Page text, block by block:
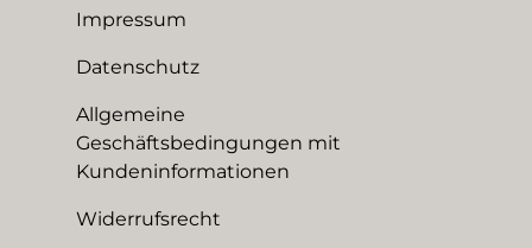
Impressum
Datenschutz
Allgemeine
Geschäftsbedingungen mit
Kundeninformationen
Widerrufsrecht